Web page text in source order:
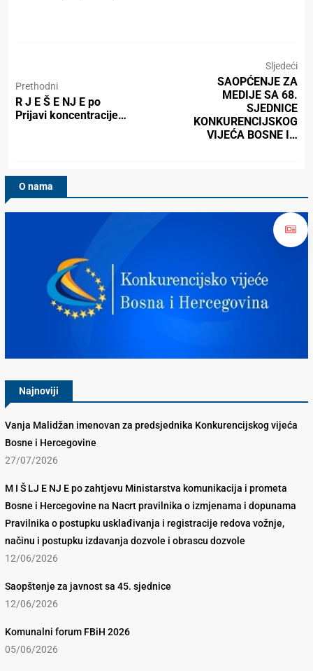
Prethodni
R J E Š E NJ E po
Prijavi koncentracije…
Sljedeći
SAOPĆENJE ZA
MEDIJE SA 68.
SJEDNICE
KONKURENCIJSKOG
VIJEĆA BOSNE I…
O nama
Najnoviji
Vanja Malidžan imenovan za predsjednika Konkurencijskog vijeća
Bosne i Hercegovine
27/07/2026
M I Š LJ E NJ E po zahtjevu Ministarstva komunikacija i prometa
Bosne i Hercegovine na Nacrt pravilnika o izmjenama i dopunama
Pravilnika o postupku usklađivanja i registracije redova vožnje,
načinu i postupku izdavanja dozvole i obrascu dozvole
12/06/2026
Saopštenje za javnost sa 45. sjednice
12/06/2026
Komunalni forum FBiH 2026
05/06/2026